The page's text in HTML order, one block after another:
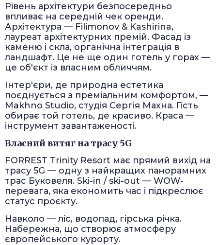
Рівень архітектури безпосередньо
впливає на середній чек оренди.
Архітектура — Filimonov & Kashirina,
лауреат архітектурних премій. Фасад із
каменю і скла, органічна інтеграція в
ландшафт. Це не ще один готель у горах —
це об'єкт із власним обличчям.
Інтер'єри, де природна естетика
поєднується з преміальним комфортом, —
Makhno Studio, студія Сергія Махна. Гість
обирає той готель, де красиво. Краса —
інструмент завантаженості.
Власний витяг на трасу 5G
FORREST Trinity Resort має прямий вихід на
трасу 5G — одну з найкращих панорамних
трас Буковеля. Ski-in / ski-out — WOW-
перевага, яка економить час і підкреслює
статус проєкту.
Навколо — ліс, водопад, гірська річка.
Набережна, що створює атмосферу
європейського курорту.